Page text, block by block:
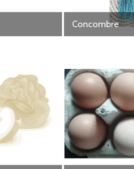
Concombre